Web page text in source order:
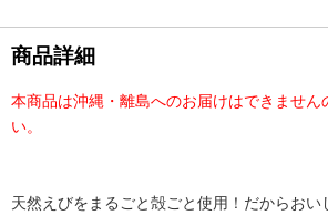
商品詳細
本商品は沖縄・離島へのお届けはできません
い。
天然えびをまるごと殻ごと使用！だからおい